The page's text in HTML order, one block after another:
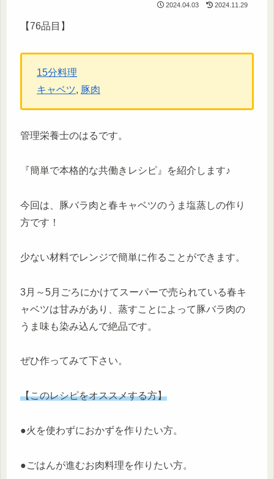
2024.04.03 2024.11.29
【76品目】
15分料理
キャベツ, 豚肉
管理栄養士のはるです。
『簡単で本格的な共働きレシピ』を紹介します♪
今回は、豚バラ肉と春キャベツのうま塩蒸しの作り
方です！
少ない材料でレンジで簡単に作ることができます。
3月～5月ごろにかけてスーパーで売られている春キ
ャベツは甘みがあり、蒸すことによって豚バラ肉の
うま味も染み込んで絶品です。
ぜひ作ってみて下さい。
【このレシピをオススメする方】
●火を使わずにおかずを作りたい方。
●ごはんが進むお肉料理を作りたい方。